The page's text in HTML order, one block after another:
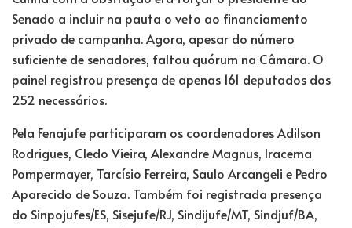
Senado a incluir na pauta o veto ao financiamento
privado de campanha. Agora, apesar do número
suficiente de senadores, faltou quórum na Câmara. O
painel registrou presença de apenas 161 deputados dos
252 necessários.
Pela Fenajufe participaram os coordenadores Adilson
Rodrigues, Cledo Vieira, Alexandre Magnus, Iracema
Pompermayer, Tarcísio Ferreira, Saulo Arcangeli e Pedro
Aparecido de Souza. Também foi registrada presença
do Sinpojufes/ES, Sisejufe/RJ, Sindijufe/MT, Sindjuf/BA,